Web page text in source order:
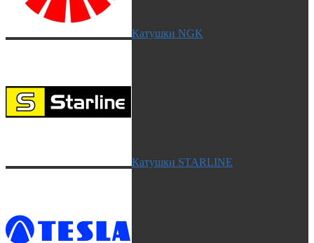
Катушки NGK
Катушки STARLINE